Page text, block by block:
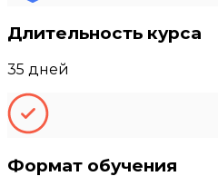
Длительность курса
35 дней
Формат обучения